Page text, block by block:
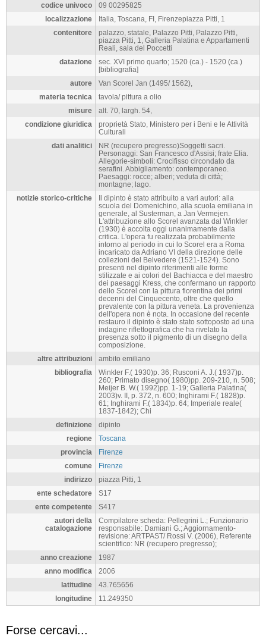
codice univoco
09 00295825
localizzazione
Italia, Toscana, FI, Firenzepiazza Pitti, 1
contenitore
palazzo, statale, Palazzo Pitti, Palazzo Pitti,
piazza Pitti, 1, Galleria Palatina e Appartamenti
Reali, sala del Poccetti
datazione
sec. XVI primo quarto; 1520 (ca.) - 1520 (ca.)
[bibliografia]
autore
Van Scorel Jan (1495/ 1562),
materia tecnica
tavola/ pittura a olio
misure
alt. 70, largh. 54,
condizione giuridica
proprietà Stato, Ministero per i Beni e le Attività
Culturali
dati analitici
NR (recupero pregresso)Soggetti sacri.
Personaggi: San Francesco d'Assisi; frate Elia.
Allegorie-simboli: Crocifisso circondato da
serafini. Abbigliamento: contemporaneo.
Paesaggi: rocce; alberi; veduta di città;
montagne; lago.
notizie storico-critiche
Il dipinto è stato attribuito a vari autori: alla
scuola del Domenichino, alla scuola emiliana in
generale, al Susterman, a Jan Vermejen.
L'attribuzione allo Scorel avanzata dal Winkler
(1930) è accolta oggi unanimamente dalla
critica. L'opera fu realizzata probabilmente
intorno al periodo in cui lo Scorel era a Roma
incaricato da Adriano VI della direzione delle
collezioni del Belvedere (1521-1524). Sono
presenti nel dipinto riferimenti alle forme
stilizzate e ai colori del Bachiacca e del maestro
dei paesaggi Kress, che confermano un rapporto
dello Scorel con la pittura fiorentina dei primi
decenni del Cinquecento, oltre che quello
prevalente con la pittura veneta. La provenienza
dell'opera non è nota. In occasione del recente
restauro il dipinto è stato stato sottoposto ad una
indagine riflettografica che ha rivelato la
presenza sotto il pigmento di un disegno della
composizione.
altre attribuzioni
ambito emiliano
bibliografia
Winkler F.( 1930)p. 36; Rusconi A. J.( 1937)p.
260; Primato disegno( 1980)pp. 209-210, n. 508;
Meijer B. W.( 1992)pp. 1-19; Galleria Palatina(
2003)v. II, p. 372, n. 600; Inghirami F.( 1828)p.
61; Inghirami F.( 1834)p. 64; Imperiale reale(
1837-1842); Chi
definizione
dipinto
regione
Toscana
provincia
Firenze
comune
Firenze
indirizzo
piazza Pitti, 1
ente schedatore
S17
ente competente
S417
autori della
catalogazione
Compilatore scheda: Pellegrini L.; Funzionario
responsabile: Damiani G.; Aggiornamento-
revisione: ARTPAST/ Rossi V. (2006), Referente
scientifico: NR (recupero pregresso);
anno creazione
1987
anno modifica
2006
latitudine
43.765656
longitudine
11.249350
Forse cercavi...